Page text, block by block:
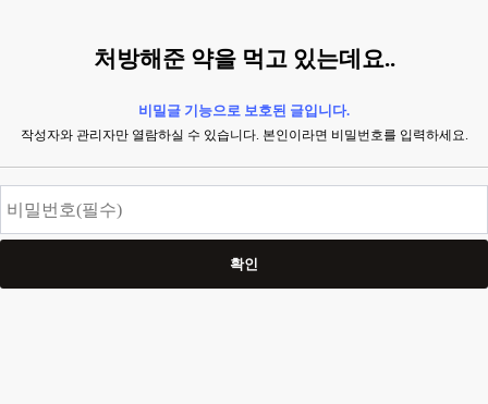
처방해준 약을 먹고 있는데요..
비밀글 기능으로 보호된 글입니다.
작성자와 관리자만 열람하실 수 있습니다. 본인이라면 비밀번호를 입력하세요.